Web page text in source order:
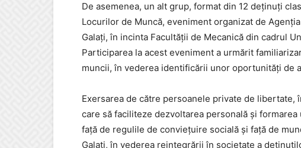
De asemenea, un alt grup, format din 12 deținuți
Locurilor de Muncă, eveniment organizat de
Galați, în incinta Facultății de Mecanică din cadrul
Participarea la acest eveniment a urmărit
muncii, în vederea identificării unor oportunități de
Exersarea de către persoanele private de
care să faciliteze dezvoltarea personală şi
faţă de regulile de convieţuire socială şi faţă de
Galați, în vederea reintegrării în societate a